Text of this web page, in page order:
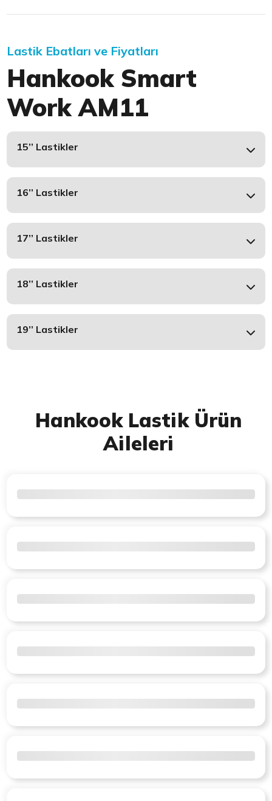
Lastik Ebatları ve Fiyatları
Hankook Smart
Work AM11
15’’ Lastikler
16’’ Lastikler
17’’ Lastikler
18’’ Lastikler
19’’ Lastikler
Hankook Lastik Ürün
Aileleri